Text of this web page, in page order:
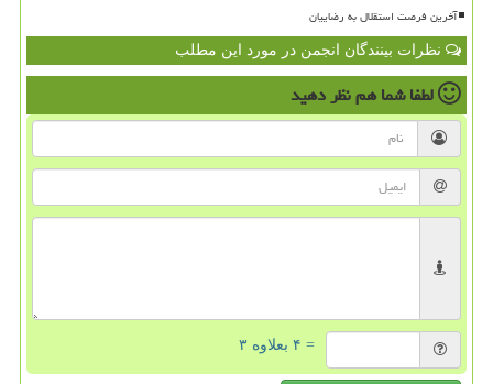
آخرین فرصت استقلال به رضاییان
نظرات بینندگان انجمن در مورد این مطلب
لطفا شما همنظر دهید
= ۴ بعلاوه ۳